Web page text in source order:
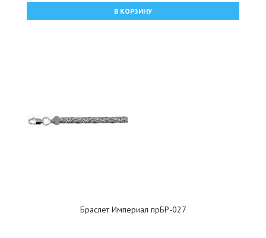
В КОРЗИНУ
Браслет Империал прБР-027